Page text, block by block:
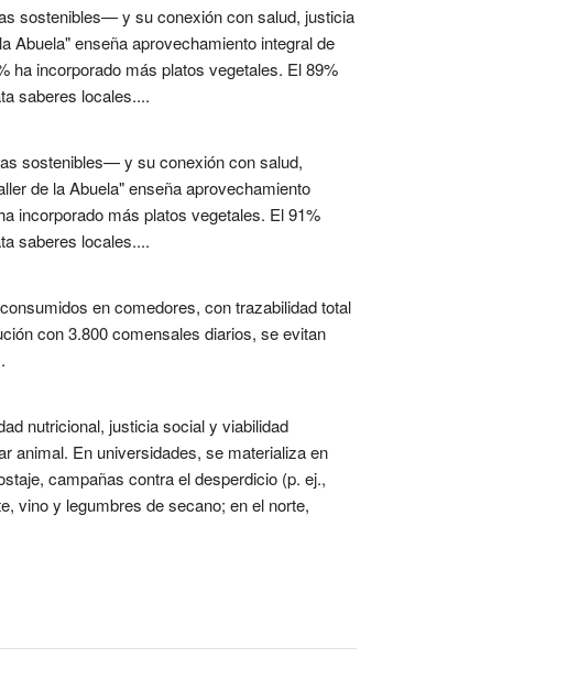
sostenibles— y su conexión con salud, justicia
Abuela" enseña aprovechamiento integral de
ha incorporado más platos vegetales. El 89%
saberes locales....
sostenibles— y su conexión con salud,
de la Abuela" enseña aprovechamiento
incorporado más platos vegetales. El 91%
saberes locales....
en comedores, con trazabilidad total
con 3.800 comensales diarios, se evitan
nutricional, justicia social y viabilidad
animal. En universidades, se materializa en
campañas contra el desperdicio (p. ej.,
vino y legumbres de secano; en el norte,